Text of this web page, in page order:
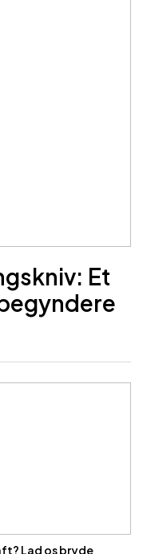
Et
Lad os bryde